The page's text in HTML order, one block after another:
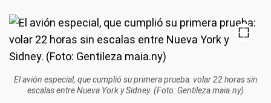
El avión especial, que cumplió su primera prueba: volar 22 horas sin
escalas entre Nueva York y Sidney. (Foto: Gentileza maia.ny)